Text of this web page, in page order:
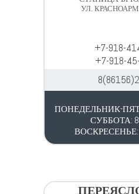
УЛ.
+7-918-
+7-918-
ПОНЕДЕЛЬНИК-
СУББОТА:
ВОСКРЕСЕНЬЕ: